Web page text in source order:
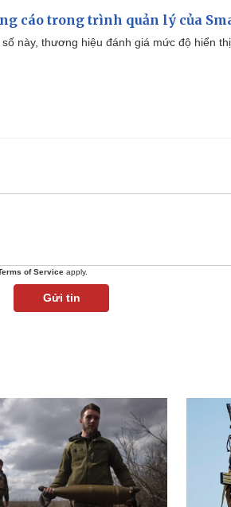
cáo trong trình quản lý của
này, thương hiệu đánh giá mức độ hiển
of Service apply.
Gửi tin